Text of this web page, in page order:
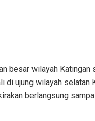
besar wilayah Katingan
ujung wilayah selatan
berlangsung